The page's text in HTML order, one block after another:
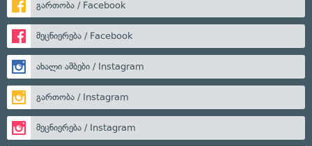
გართობა / Facebook
მეცნიერება / Facebook
ახალი ამბები / Instagram
გართობა / Instagram
მეცნიერება / Instagram